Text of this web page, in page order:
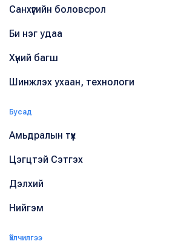
Санхүүгийн боловсрол
Би нэг удаа
Хүний багш
Шинжлэх ухаан, технологи
Бусад
Амьдралын түүх
Цэгцтэй Сэтгэх
Дэлхий
Нийгэм
Үйлчилгээ